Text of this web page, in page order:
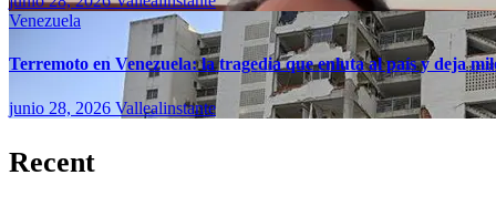
Venezuela
Terremoto en Venezuela: la tragedia que enluta al país y deja
junio 28, 2026 Vallealinstante
Recent